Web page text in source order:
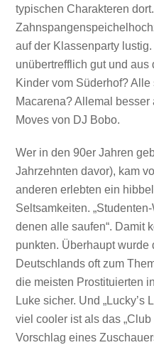
typischen Charakteren
auf der Klassenparty
unübertrefflich gut und
Kinder vom Süderhof?
Macarena? Allemal
Moves von DJ Bobo.
Wer in den 90er Jahren
Jahrzehnten davor), kam
anderen erlebten ein
Seltsamkeiten.
denen alle saufen“. Damit
punkten. Überhaupt wurde
Deutschlands oft zum
die meisten Prostituierten
Luke sicher. Und „Lucky’s
viel cooler ist als das
Vorschlag eines